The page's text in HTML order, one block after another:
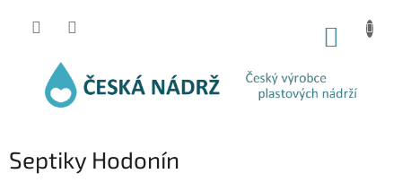
Septiky Hodonín